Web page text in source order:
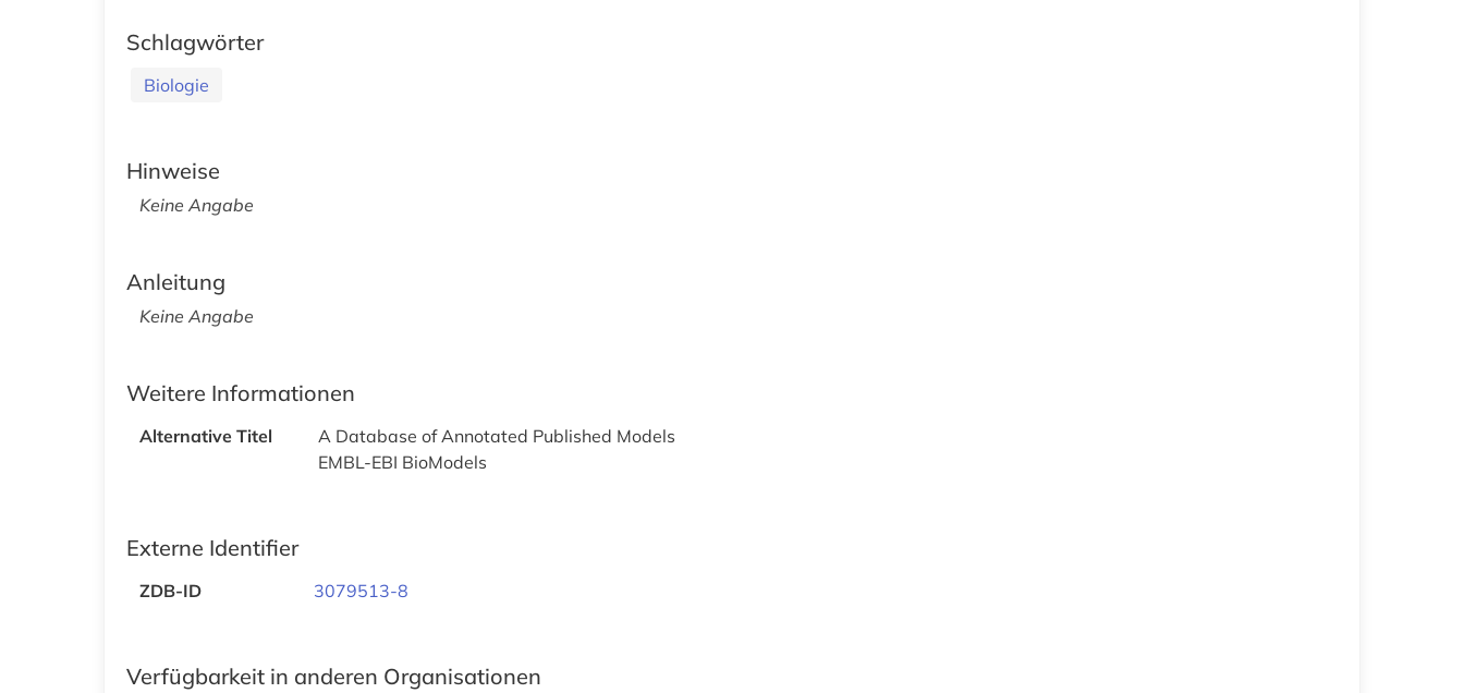
Schlagwörter
Biologie
Hinweise
Keine Angabe
Anleitung
Keine Angabe
Weitere Informationen
Alternative Titel
A Database of Annotated Published Models
EMBL-EBI BioModels
Externe Identifier
ZDB-ID 3079513-8
Verfügbarkeit in anderen Organisationen